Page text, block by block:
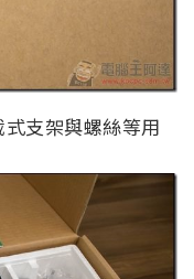
支架與螺絲等用